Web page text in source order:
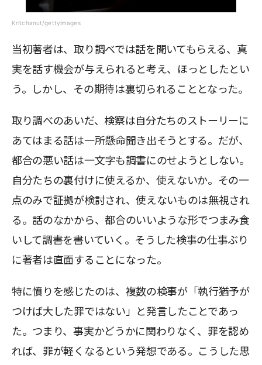
Kritchanut/gettyimages
当初著者は、取り調べでは話を聞いてもらえる、真
実を話す機会が与えられると考え、ほっとしたとい
う。しかし、その期待は裏切られることとなった。
取り調べのあいだ、検察は自分たちのストーリーに
あてはまる話は一所懸命聞き出そうとする。だが、
都合の悪い話は一文字も調書にのせようとしない。
自分たちの裏付けに使えるか、使えないか。その一
点のみで証拠が検討され、使えないものは無視され
る。話のなかから、都合のいいような形でつまみ食
いして調書を書いていく。そうした検事の仕事ぶり
に著者は直面することになった。
特に憤りを感じたのは、複数の検事が「執行猶予が
つけば大した罪ではない」と発言したことであっ
た。つまり、事実かどうかに関わりなく、罪を認め
れば、罪が軽くなるという発想である。こうした思